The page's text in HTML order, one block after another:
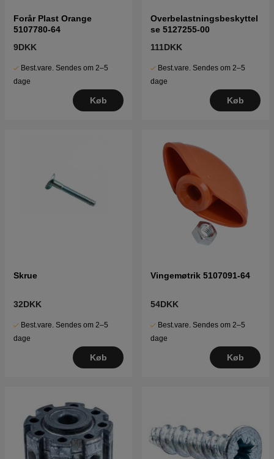
Forår Plast Orange
5107780-64
9DKK
Best.vare. Sendes om 2–5
dage
Køb
Overbelastningsbeskyttel
se 5127255-00
111DKK
Best.vare. Sendes om 2–5
dage
Køb
Skrue
32DKK
Best.vare. Sendes om 2–5
dage
Køb
Vingemøtrik 5107091-64
54DKK
Best.vare. Sendes om 2–5
dage
Køb